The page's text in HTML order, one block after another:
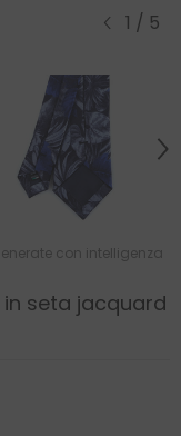
1 / 5
con intelligenza
seta jacquard